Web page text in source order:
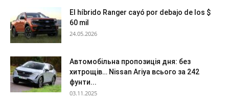
El híbrido Ranger cayó por debajo de los $
60 mil
24.05.2026
Автомобільна пропозиція дня: без
хитрощів… Nissan Ariya всього за 242
фунти...
03.11.2025